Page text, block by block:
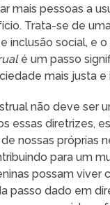
mais pessoas a
Trata-se de
inclusão social, e
é um passo
mais justa e
não deve ser
essas diretrizes,
nossas próprias
para um
possam viver
passo dado em